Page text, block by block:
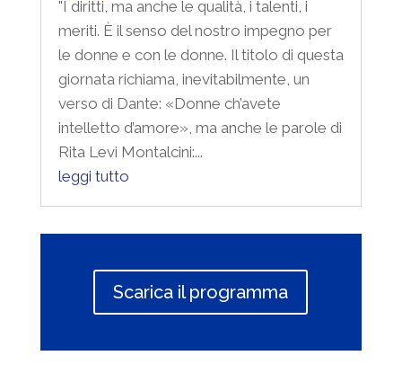
meriti. È il senso del nostro impegno per
le donne e con le donne. Il titolo di questa
giornata richiama, inevitabilmente, un
verso di Dante: «Donne ch’avete
intelletto d’amore», ma anche le parole di
Rita Levi Montalcini:...
leggi tutto
Scarica il programma